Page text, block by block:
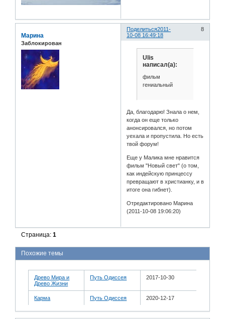
Поделиться 8
2011-
10-08 16:49:18
Марина
Заблокирован
Ulis
написал(а):
фильм
гениальный
Да, благодарю! Знала о нем,
когда он еще только
анонсировался, но потом
уехала и пропустила. Но есть
твой форум!
Еще у Малика мне нравится
фильм "Новый свет" (о том,
как индейскую принцессу
превращают в христианку, и в
итоге она гибнет).
Отредактировано Марина
(2011-10-08 19:06:20)
Страница:1
Похожие темы
Древо Мира и
Древо Жизни
Путь Одиссея 2017-10-30
Карма Путь Одиссея 2020-12-17